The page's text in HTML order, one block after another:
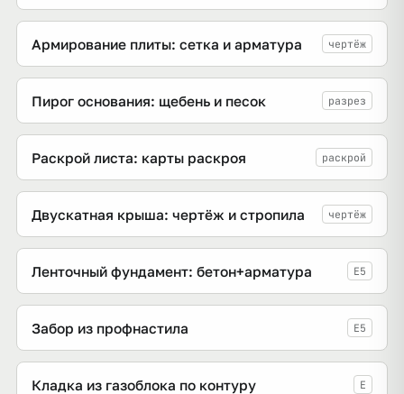
Армирование плиты: сетка и арматура чертёж
Пирог основания: щебень и песок разрез
Раскрой листа: карты раскроя раскрой
Двускатная крыша: чертёж и стропила чертёж
Ленточный фундамент: бетон+арматура E5
Забор из профнастила E5
Кладка из газоблока по контуру E